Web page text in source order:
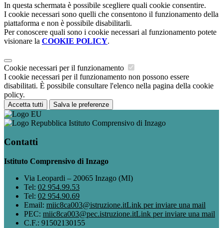
In questa schermata è possibile scegliere quali cookie consentire.
I cookie necessari sono quelli che consentono il funzionamento della
piattaforma e non è possibile disabilitarli.
Per conoscere quali sono i cookie necessari al funzionamento potete
visionare la COOKIE POLICY.
Cookie necessari per il funzionamento
I cookie necessari per il funzionamento non possono essere
disabilitati. È possibile consultare l'elenco nella pagina della cookie
policy.
Accetta tutti Salva le preferenze
Istituto Comprensivo di Inzago
Contatti
Istituto Comprensivo di Inzago
Via Leopardi – 20065 Inzago (MI)
Tel: 02 954.99.53
Tel: 02 954.90.69
Email: miic8ca003@istruzione.itLink per inviare una mail
PEC: miic8ca003@pec.istruzione.itLink per inviare una mail
C.F.: 91502130155